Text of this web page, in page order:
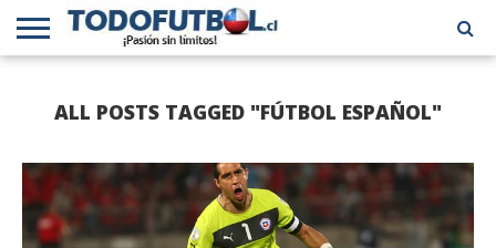
CHILENA
EN EL
MUNDO
INTERNACIONAL
ALL POSTS TAGGED "FÚTBOL ESPAÑOL"